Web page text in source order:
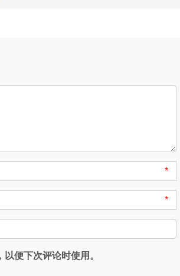
*
*
便下次评论时使用。